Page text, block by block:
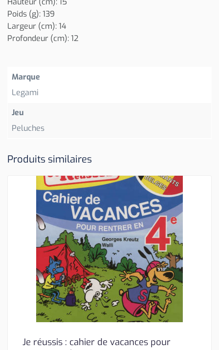
Poids (g): 139
Largeur (cm): 14
Profondeur (cm): 12
Marque
Legami
Jeu
Peluches
Produits similaires
Je réussis : cahier de vacances pour